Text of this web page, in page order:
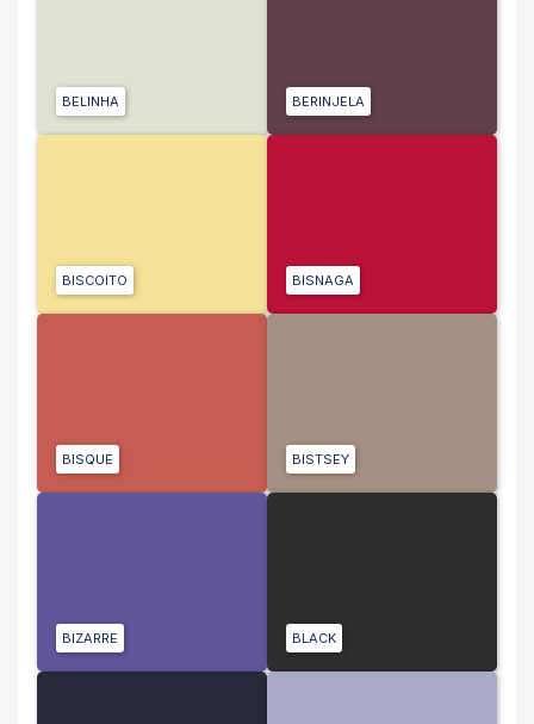
BELINHA BERINJELA
BISCOITO BISNAGA
BISQUE BISTSEY
BIZARRE BLACK